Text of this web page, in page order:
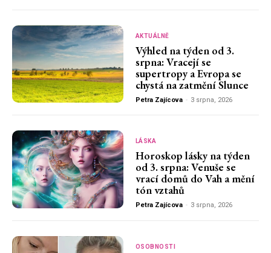
AKTUÁLNĚ
Výhled na týden od 3.
srpna: Vracejí se
supertropy a Evropa se
chystá na zatmění Slunce
Petra Zajícova - 3 srpna, 2026
LÁSKA
Horoskop lásky na týden
od 3. srpna: Venuše se
vrací domů do Vah a mění
tón vztahů
Petra Zajícova - 3 srpna, 2026
OSOBNOSTI